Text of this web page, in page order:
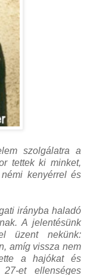
szolgálatra a
tettek ki minket,
kenyérrel és
irányba haladó
A jelentésünk
üzent nekünk:
amíg vissza nem
a hajókat és
et ellenséges